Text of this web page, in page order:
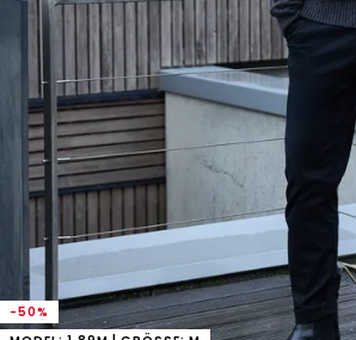
-50%